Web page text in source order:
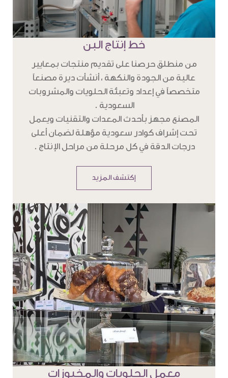
خط إنتاج البن
من منطلق حرصنا على تقديم منتجات بمعايير
عالية من الجودة والنكهة ، أنشأت ديرة مصنعاً
متخصصاً في إعداد وتعبئة الحلويات والمشروبات
السعودية .
المصنع مجهز بأحدث المعدات والتقنيات ويعمل
تحت إشراف كوادر سعودية مؤهلة لضمان أعلى
درجات الدقة في كل مرحلة من مراحل الإنتاج .
إكتشف المزيد
معمل الحلويات والمخبوزات